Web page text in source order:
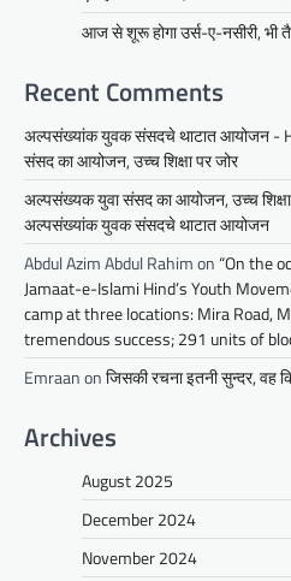
आज से शूरू होगा उर्स-ए-नसीरी, भी
Recent Comments
अल्पसंख्यांक युवक संसदचे थाटात आयोजन -
संसद का आयोजन, उच्च शिक्षा पर जोर
अल्पसंख्यक युवा संसद का आयोजन, उच्च
अल्पसंख्यांक युवक संसदचे थाटात आयोजन
Abdul Azim Abdul Rahimon “On the
Jamaat-e-Islami Hind’s Youth
camp at three locations: Mira Road,
tremendous success; 291 units of
Emraanonजिसकी रचना इतनी सुन्दर, वह
Archives
August 2025
December 2024
November 2024